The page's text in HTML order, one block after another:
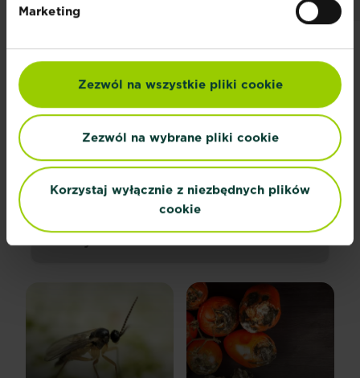
Marketing
Zezwól na wszystkie pliki cookie
Zezwól na wybrane pliki cookie
Korzystaj wyłącznie z niezbędnych plików
cookie
POWSZECHNE CHOROBY
ROŚLIN
Odkryj wszystkie problemy
Kategoria rośliny